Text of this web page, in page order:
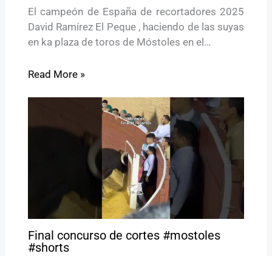
El campeón de España de recortadores 2025
David Ramírez El Peque , haciendo de las suyas
en ka plaza de toros de Móstoles en el…
Read More »
Final concurso de cortes #mostoles
#shorts